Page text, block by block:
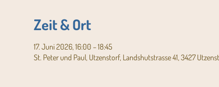
Zeit & Ort
17. Juni 2026, 16:00 – 18:45
St. Peter und Paul, Utzenstorf, Landshutstrasse 41, 3427